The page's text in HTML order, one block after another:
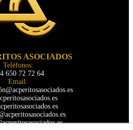
ASOCIADOS
Teléfonos:
650 72 72 64
Email: